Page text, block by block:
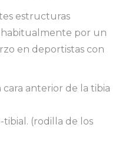
estructuras
habitualmente por un
en deportistas con
anterior de la tibia
(rodilla de los